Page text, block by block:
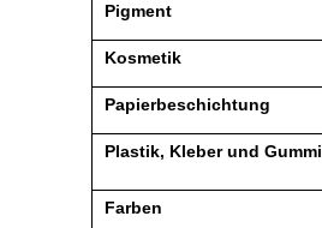
Pigment
Kosmetik
Papierbeschichtung
Plastik, Kleber und Gummi
Farben